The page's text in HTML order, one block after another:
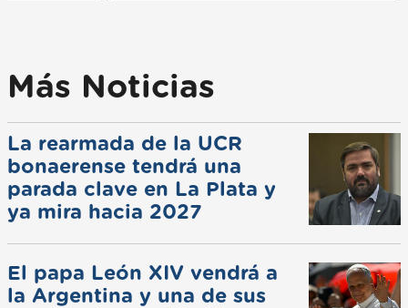
Más Noticias
La rearmada de la UCR
bonaerense tendrá una
parada clave en La Plata y
ya mira hacia 2027
El papa León XIV vendrá a
la Argentina y una de sus